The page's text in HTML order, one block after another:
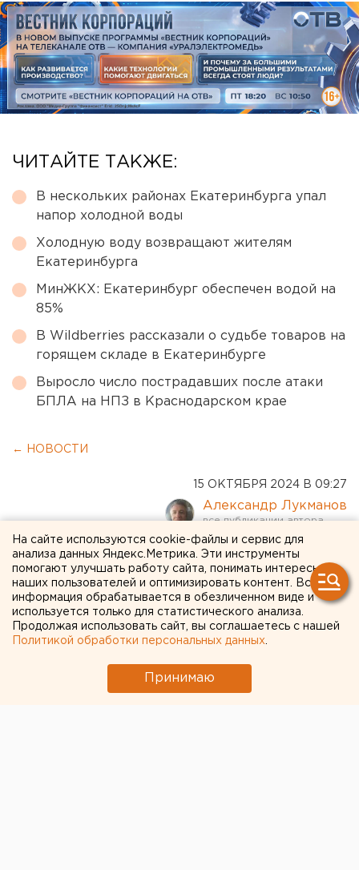
ЧИТАЙТЕ ТАКЖЕ:
В нескольких районах Екатеринбурга упал
напор холодной воды
Холодную воду возвращают жителям
Екатеринбурга
МинЖКХ: Екатеринбург обеспечен водой на
85%
В Wildberries рассказали о судьбе товаров на
горящем складе в Екатеринбурге
Выросло число пострадавших после атаки
БПЛА на НПЗ в Краснодарском крае
← НОВОСТИ
15 ОКТЯБРЯ 2024 В 09:27
Александр Лукманов
Свердловчане недовольны
ростом числа трудовых
мигрантов
На сайте используются cookie-файлы и сервис для
анализа данных Яндекс.Метрика. Эти инструменты
помогают улучшать работу сайта, понимать интересы
наших пользователей и оптимизировать контент. Вся
информация обрабатывается в обезличенном виде и
используется только для статистического анализа.
Продолжая использовать сайт, вы соглашаетесь с нашей
Политикой обработки персональных данных
Принимаю